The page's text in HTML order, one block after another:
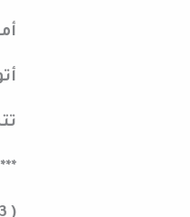
***
( 3 )